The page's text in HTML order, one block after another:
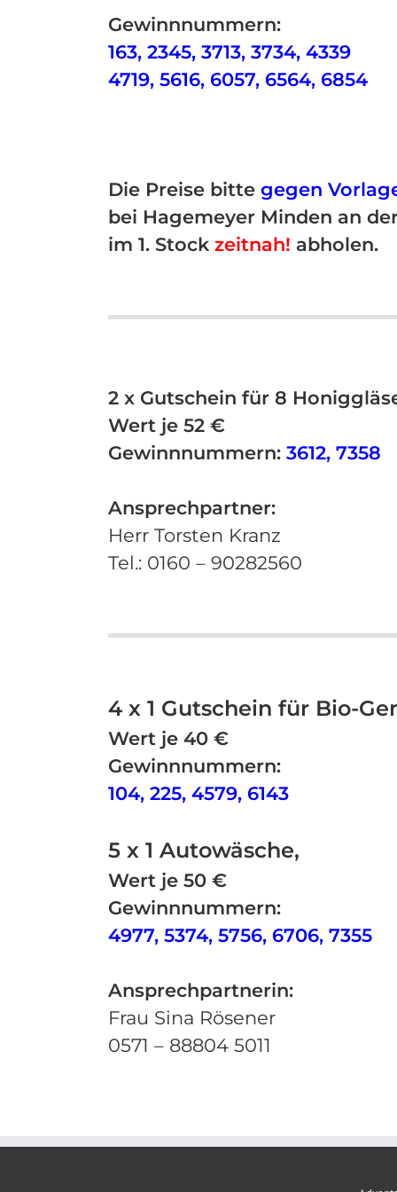
Gewinnnummern:
163, 2345, 3713, 3734, 4339
4719, 5616, 6057, 6564, 6854
Die Preise bitte gegen
bei Hagemeyer Minden an
im 1. Stock zeitnah! abholen.
2 x Gutschein für 8
Wert je 52 €
Gewinnnummern: 3612, 7358
Ansprechpartner:
Herr Torsten Kranz
Tel.: 0160 – 90282560
4 x 1 Gutschein für Bio-
Wert je 40 €
Gewinnnummern:
104, 225, 4579, 6143
5 x 1 Autowäsche,
Wert je 50 €
Gewinnnummern:
4977, 5374, 5756, 6706, 7355
Ansprechpartnerin:
Frau Sina Rösener
0571 – 88804 5011